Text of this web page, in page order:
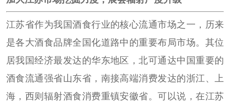
江苏省作为我国酒食行业的核心流通市场之一，历来
是各大酒食品牌全国化道路中的重要布局市场。其位
居我国经济最发达的华东地区，北可通达中国重要的
酒食流通强省山东省，南接高端消费发达的浙江、上
海，西则辐射酒食消费重镇安徽省。可以说，在江苏